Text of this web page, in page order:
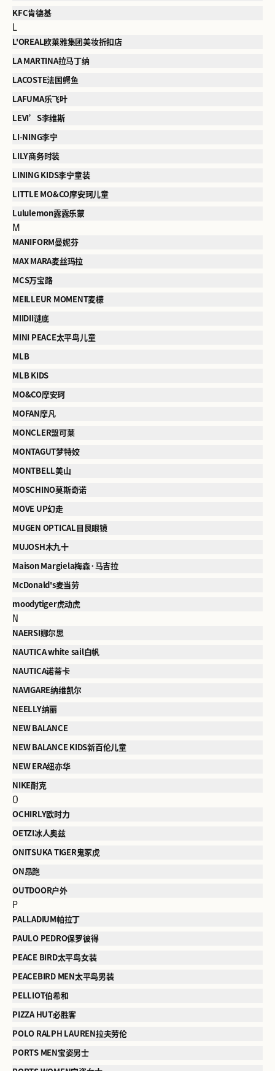
KFC肯德基
L
L'OREAL欧莱雅集团美妆折扣店
LA MARTINA拉马丁纳
LACOSTE法国鳄鱼
LAFUMA乐飞叶
LEVI’S李维斯
LI-NING李宁
LILY商务时装
LINING KIDS李宁童装
LITTLE MO&CO摩安珂儿童
Lululemon露露乐蒙
M
MANIFORM曼妮芬
MAX MARA麦丝玛拉
MCS万宝路
MEILLEUR MOMENT麦檬
MIIDII谜底
MINI PEACE太平鸟儿童
MLB
MLB KIDS
MO&CO摩安珂
MOFAN摩凡
MONCLER盟可莱
MONTAGUT梦特姣
MONTBELL美山
MOSCHINO莫斯奇诺
MOVE UP幻走
MUGEN OPTICAL目艮眼镜
MUJOSH木九十
Maison Margiela梅森·马吉拉
McDonald's麦当劳
moodytiger虎动虎
N
NAERSI娜尔思
NAUTICA white sail白帆
NAUTICA诺蒂卡
NAVIGARE纳维凯尔
NEELLY纳丽
NEW BALANCE
NEW BALANCE KIDS新百伦儿童
NEW ERA纽亦华
NIKE耐克
O
OCHIRLY欧时力
OETZI冰人奥兹
ONITSUKA TIGER鬼冢虎
ON昂跑
OUTDOOR户外
P
PALLADIUM帕拉丁
PAULO PEDRO保罗彼得
PEACE BIRD太平鸟女装
PEACEBIRD MEN太平鸟男装
PELLIOT伯希和
PIZZA HUT必胜客
POLO RALPH LAUREN拉夫劳伦
PORTS MEN宝姿男士